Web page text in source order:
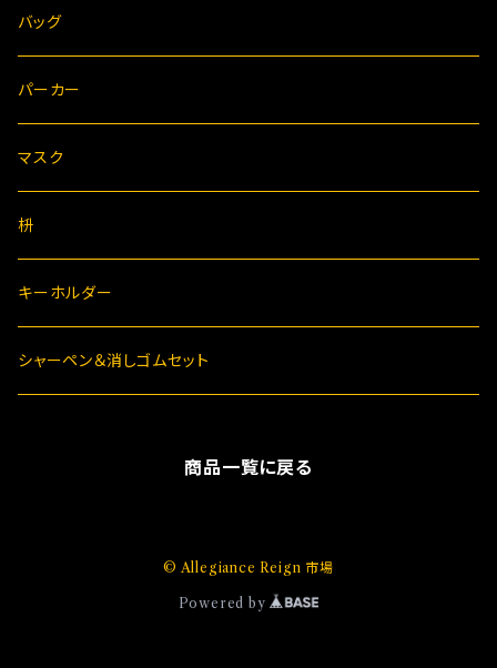
バッグ
パーカー
マスク
枡
キーホルダー
シャーペン＆消しゴムセット
商品一覧に戻る
© Allegiance Reign 市場
Powered by